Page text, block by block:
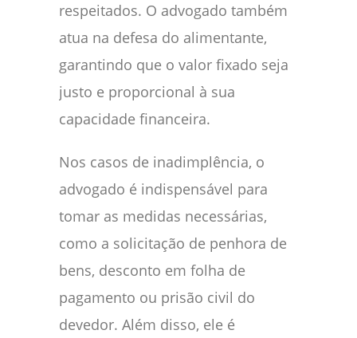
respeitados. O advogado também
atua na defesa do alimentante,
garantindo que o valor fixado seja
justo e proporcional à sua
capacidade financeira.
Nos casos de inadimplência, o
advogado é indispensável para
tomar as medidas necessárias,
como a solicitação de penhora de
bens, desconto em folha de
pagamento ou prisão civil do
devedor. Além disso, ele é